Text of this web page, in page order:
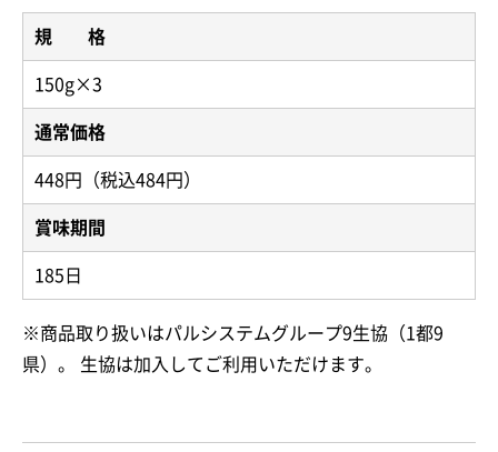
規 格
150g×3
通常価格
448円（税込484円）
賞味期間
185日
※商品取り扱いはパルシステムグループ9生協（1都9
県）。 生協は加入してご利用いただけます。